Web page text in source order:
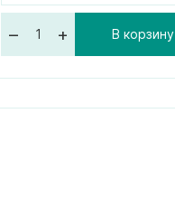
– + В корзину